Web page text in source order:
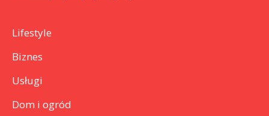
Lifestyle
Biznes
Usługi
Dom i ogród